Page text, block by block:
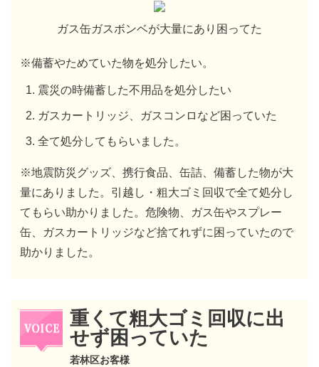
ガス缶ガスボンベが大量にあり困ってた
※備蓄やためていた物を処分したい。
震災の時備蓄した不用品を処分したい
ガスカートリッジ、ガスコンロなど困っていた
全て処分してもらいました。
※地震防災グッズ、携行食品、缶詰、備蓄した物が大
量にありました。引越し・粗大ゴミ回収で全て処分し
てもらい助かりました。危険物、ガス缶やスプレー
缶、ガスカートリッジなど捨てれずに困っていたので
助かりました。
重くて粗大ゴミ回収に出
せず困っていた
若林区お客様